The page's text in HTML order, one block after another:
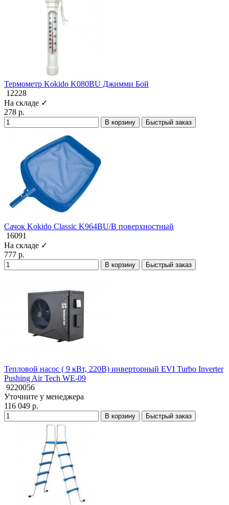
Термометр Kokido K080BU Джимми Бой
12228
На складе ✓
278 р.
В корзину Быстрый заказ
Сачок Kokido Classic K964BU/B поверхностный
16091
На складе ✓
777 р.
В корзину Быстрый заказ
Тепловой насос ( 9 кВт, 220В) инверторный EVI Turbo Inverter
Pushing Air Tech WE-09
9220056
Уточните у менеджера
116 049 р.
В корзину Быстрый заказ